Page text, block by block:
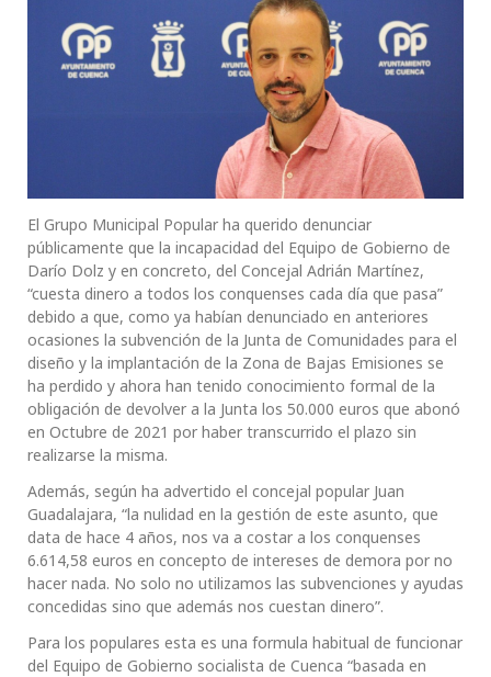
El Grupo Municipal Popular ha querido denunciar
públicamente que la incapacidad del Equipo de Gobierno de
Darío Dolz y en concreto, del Concejal Adrián Martínez,
“cuesta dinero a todos los conquenses cada día que pasa”
debido a que, como ya habían denunciado en anteriores
ocasiones la subvención de la Junta de Comunidades para el
diseño y la implantación de la Zona de Bajas Emisiones se
ha perdido y ahora han tenido conocimiento formal de la
obligación de devolver a la Junta los 50.000 euros que abonó
en Octubre de 2021 por haber transcurrido el plazo sin
realizarse la misma.
Además, según ha advertido el concejal popular Juan
Guadalajara, “la nulidad en la gestión de este asunto, que
data de hace 4 años, nos va a costar a los conquenses
6.614,58 euros en concepto de intereses de demora por no
hacer nada. No solo no utilizamos las subvenciones y ayudas
concedidas sino que además nos cuestan dinero”.
Para los populares esta es una formula habitual de funcionar
del Equipo de Gobierno socialista de Cuenca “basada en